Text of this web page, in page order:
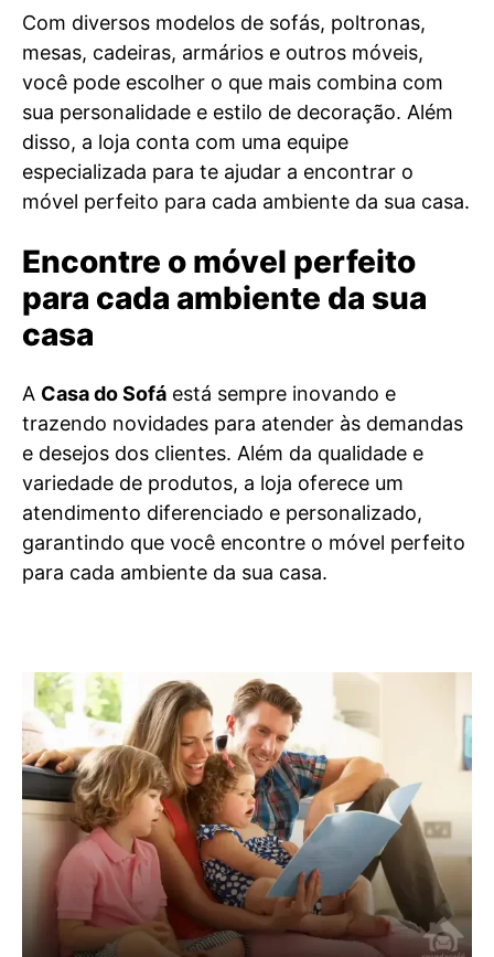
Com diversos modelos de sofás, poltronas,
mesas, cadeiras, armários e outros móveis,
você pode escolher o que mais combina com
sua personalidade e estilo de decoração. Além
disso, a loja conta com uma equipe
especializada para te ajudar a encontrar o
móvel perfeito para cada ambiente da sua casa.
Encontre o móvel perfeito
para cada ambiente da sua
casa
A Casa do Sofá está sempre inovando e
trazendo novidades para atender às demandas
e desejos dos clientes. Além da qualidade e
variedade de produtos, a loja oferece um
atendimento diferenciado e personalizado,
garantindo que você encontre o móvel perfeito
para cada ambiente da sua casa.